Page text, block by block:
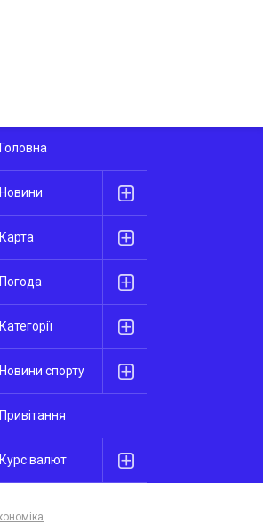
Головна
Новини
Карта
Погода
Категорії
Новини спорту
Привітання
Курс валют